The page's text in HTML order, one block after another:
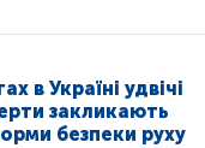
в Україні удвічі
закликають
безпеки руху